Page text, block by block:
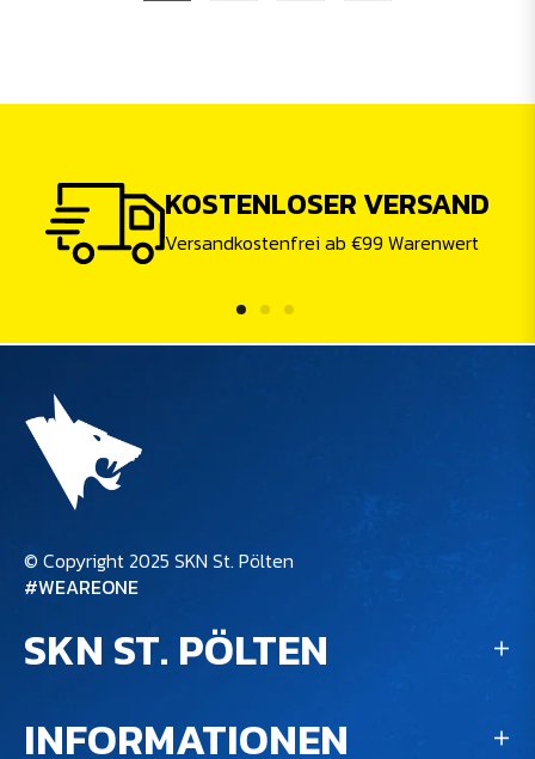
KOSTENLOSER VERSAND
Versandkostenfrei ab €99 Warenwert
© Copyright 2025 SKN St. Pölten
#WEAREONE
SKN ST. PÖLTEN
INFORMATIONEN